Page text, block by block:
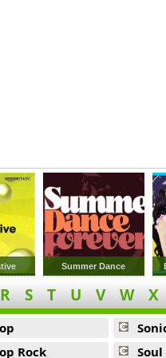
Summer Dance
R S T U V W X
Rock
Soul